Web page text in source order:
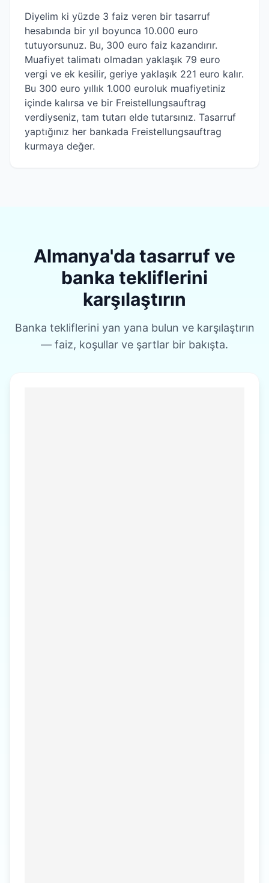
Diyelim ki yüzde 3 faiz veren bir tasarruf
hesabında bir yıl boyunca 10.000 euro
tutuyorsunuz. Bu, 300 euro faiz kazandırır.
Muafiyet talimatı olmadan yaklaşık 79 euro
vergi ve ek kesilir, geriye yaklaşık 221 euro kalır.
Bu 300 euro yıllık 1.000 euroluk muafiyetiniz
içinde kalırsa ve bir Freistellungsauftrag
verdiyseniz, tam tutarı elde tutarsınız. Tasarruf
yaptığınız her bankada Freistellungsauftrag
kurmaya değer.
Almanya'da tasarruf ve
banka tekliflerini
karşılaştırın
Banka tekliflerini yan yana bulun ve karşılaştırın
— faiz, koşullar ve şartlar bir bakışta.